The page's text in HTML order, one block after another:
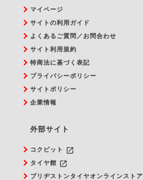
マイページ
サイトの利用ガイド
よくあるご質問／お問合わせ
サイト利用規約
特商法に基づく表記
プライバシーポリシー
サイトポリシー
企業情報
外部サイト
コクピット launch
タイヤ館 launch
ブリヂストンタイヤオンラインストア